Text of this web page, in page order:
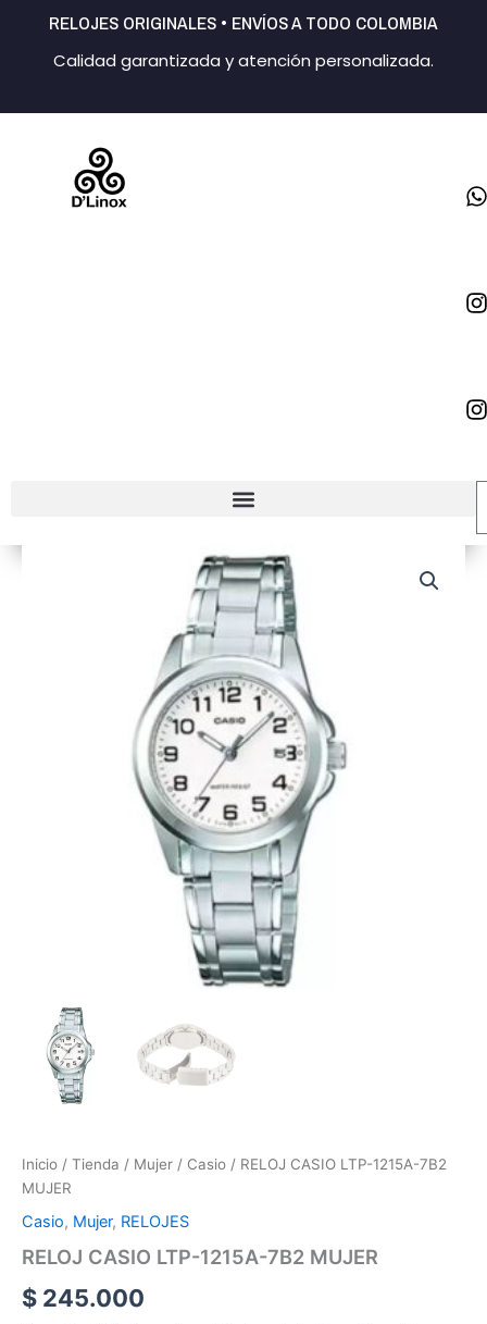
contenido
RELOJES ORIGINALES • ENVÍOS A TODO COLOMBIA
Calidad garantizada y atención personalizada.
Inicio / Tienda / Mujer / Casio / RELOJ CASIO LTP-1215A-7B2
MUJER
Casio, Mujer, RELOJES
RELOJ CASIO LTP-1215A-7B2 MUJER
$ 245.000